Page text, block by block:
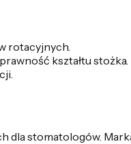
rotacyjnych.
kształtu stożka.
dla stomatologów.